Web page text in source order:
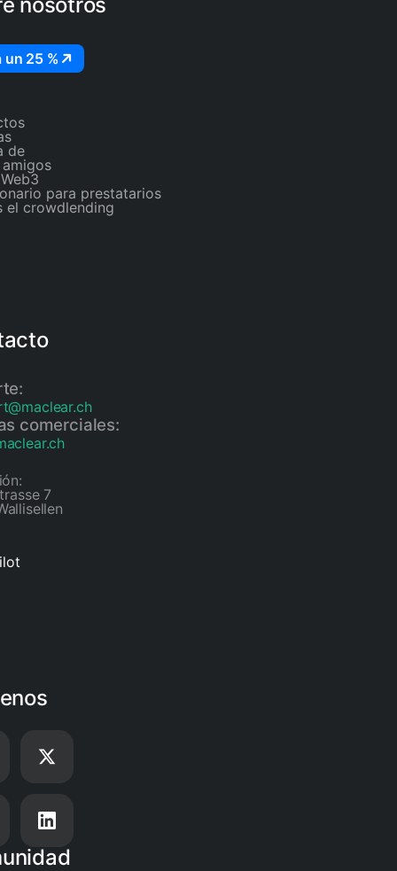
un 25 %
de
para prestatarios
el crowdlending
comerciales:
7